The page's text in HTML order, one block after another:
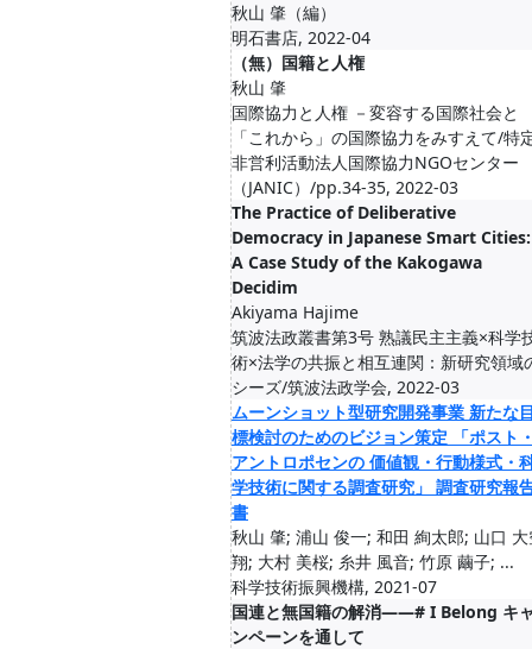
秋山 肇（編）
明石書店, 2022-04
（無）国籍と人権
秋山 肇
国際協力と人権 －変容する国際社会と
「これから」の国際協力をみすえて/特
非営利活動法人国際協力NGOセンター
（JANIC）/pp.34-35, 2022-03
The Practice of Deliberative
Democracy in Japanese Smart Cities:
A Case Study of the Kakogawa
Decidim
Akiyama Hajime
筑波法政叢書第3号 熟議民主主義×科学
術×法学の共振と相互連関：新研究領域
シーズ/筑波法政学会, 2022-03
ムーンショット型研究開発事業 新たな
標検討のためのビジョン策定 「ポスト
アントロポセンの 価値観・行動様式・
学技術に関する調査研究」 調査研究報
書
秋山 肇; 浦山 俊一; 和田 絢太郎; 山口
翔; 大村 美桜; 糸井 風音; 竹原 繭子; ...
科学技術振興機構, 2021-07
国連と無国籍の解消――# I Belong キ
ンペーンを通して